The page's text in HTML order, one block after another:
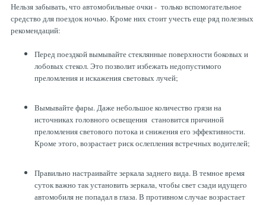
Нельзя забывать, что автомобильные очки - только вспомогательное
средство для поездок ночью. Кроме них стоит учесть еще ряд полезных
рекомендаций:
Перед поездкой вымывайте стеклянные поверхности боковых и
лобовых стекол. Это позволит избежать недопустимого
преломления и искажения световых лучей;
Вымывайте фары. Даже небольшое количество грязи на
источниках головного освещения становится причиной
преломления светового потока и снижения его эффективности.
Кроме этого, возрастает риск ослепления встречных водителей;
Правильно настраивайте зеркала заднего вида. В темное время
суток важно так установить зеркала, чтобы свет сзади идущего
автомобиля не попадал в глаза. В противном случае возрастает